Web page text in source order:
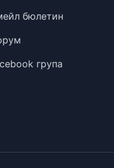
бюлетин
група